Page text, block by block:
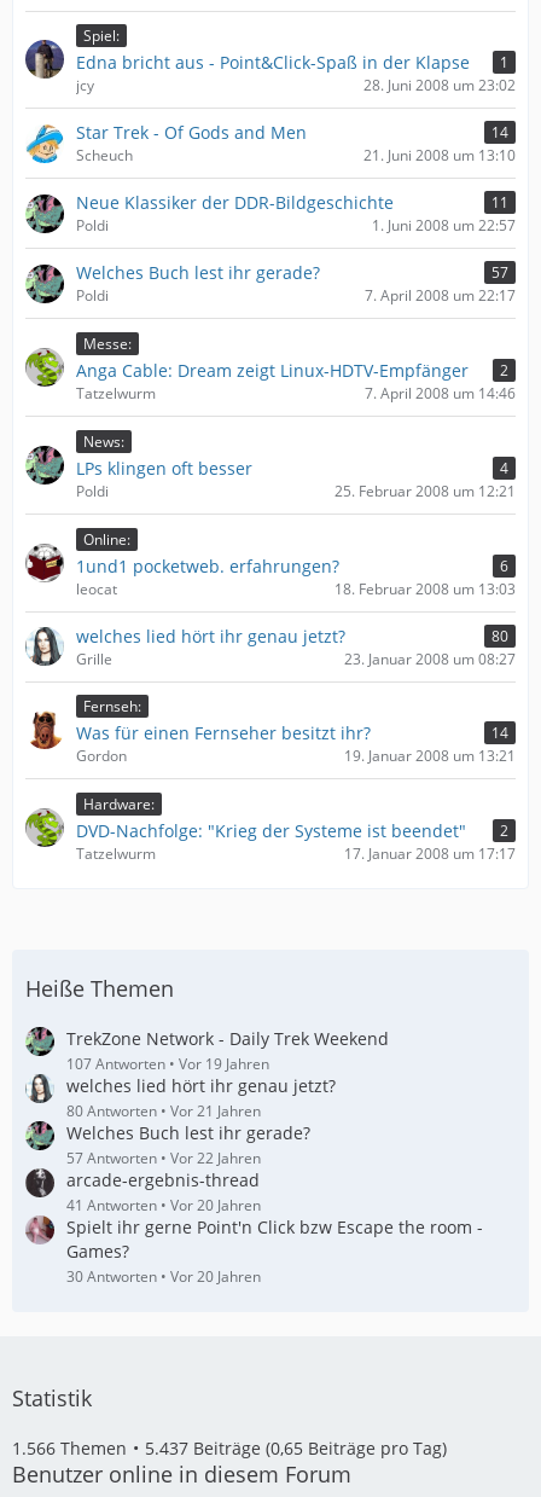
Spiel:
Edna bricht aus - Point&Click-Spaß in der Klapse
1
jcy
28. Juni 2008 um 23:02
Star Trek - Of Gods and Men
14
Scheuch
21. Juni 2008 um 13:10
Neue Klassiker der DDR-Bildgeschichte
11
Poldi
1. Juni 2008 um 22:57
Welches Buch lest ihr gerade?
57
Poldi
7. April 2008 um 22:17
Messe:
Anga Cable: Dream zeigt Linux-HDTV-Empfänger
2
Tatzelwurm
7. April 2008 um 14:46
News:
LPs klingen oft besser
4
Poldi
25. Februar 2008 um 12:21
Online:
1und1 pocketweb. erfahrungen?
6
leocat
18. Februar 2008 um 13:03
welches lied hört ihr genau jetzt?
80
Grille
23. Januar 2008 um 08:27
Fernseh:
Was für einen Fernseher besitzt ihr?
14
Gordon
19. Januar 2008 um 13:21
Hardware:
DVD-Nachfolge: "Krieg der Systeme ist beendet"
2
Tatzelwurm
17. Januar 2008 um 17:17
Heiße Themen
TrekZone Network - Daily Trek Weekend
107 Antworten Vor 19 Jahren
welches lied hört ihr genau jetzt?
80 Antworten Vor 21 Jahren
Welches Buch lest ihr gerade?
57 Antworten Vor 22 Jahren
arcade-ergebnis-thread
41 Antworten Vor 20 Jahren
Spielt ihr gerne Point'n Click bzw Escape the room -
Games?
30 Antworten Vor 20 Jahren
Statistik
1.566 Themen 5.437 Beiträge (0,65 Beiträge pro Tag)
Benutzer online in diesem Forum